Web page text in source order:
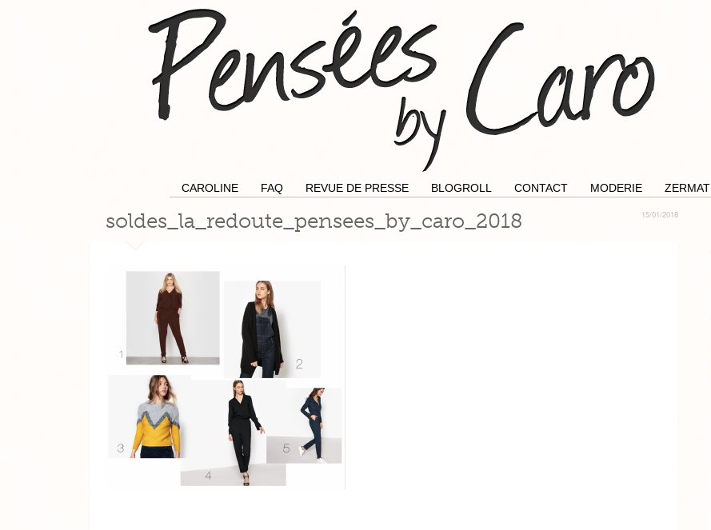
CAROLINE FAQ REVUE DE PRESSE BLOGROLL CONTACT MODERIE ZERMATI
15/01/2018
soldes_la_redoute_pensees_by_caro_2018